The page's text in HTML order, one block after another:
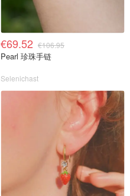
€69.52 €106.95
Pearl 珍珠手链
Selenichast